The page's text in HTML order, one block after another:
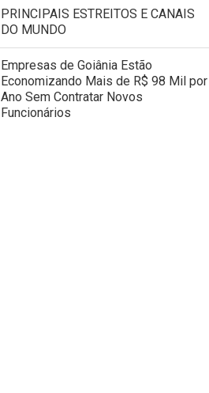
PRINCIPAIS ESTREITOS E CANAIS
DO MUNDO
Empresas de Goiânia Estão
Economizando Mais de R$ 98 Mil por
Ano Sem Contratar Novos
Funcionários